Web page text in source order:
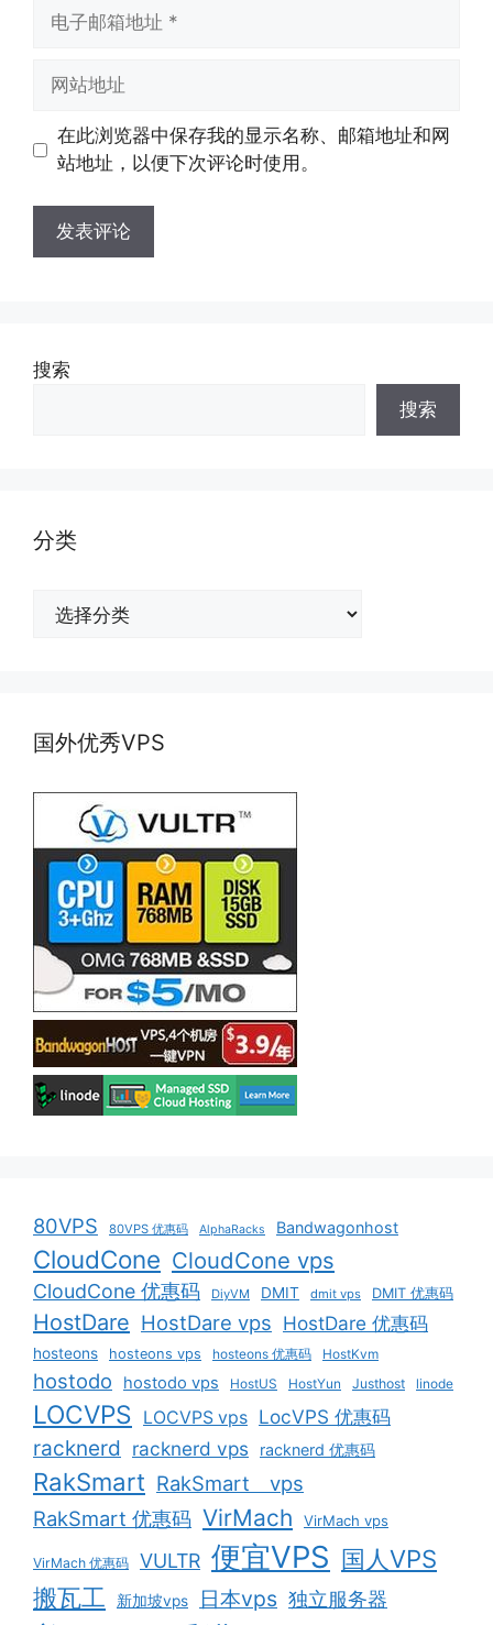
址
址
在此浏览器中保存我的显示名称、邮箱地址和网
站地址，以便下次评论时使用。
搜索
搜索
分类
国外优秀VPS
80VPS 80VPS 优惠码 AlphaRacks Bandwagonhost
CloudCone CloudCone vps
CloudCone 优惠码 DiyVM DMIT dmit vps DMIT 优惠码
HostDare HostDare vps HostDare 优惠码
hosteons hosteons vps hosteons 优惠码 HostKvm
hostodo hostodo vps HostUS HostYun Justhost linode
LOCVPS LOCVPS vps LocVPS 优惠码
racknerd racknerd vps racknerd 优惠码
RakSmart RakSmart vps
RakSmart 优惠码 VirMach VirMach vps
VirMach 优惠码 VULTR 便宜VPS 国人VPS
搬瓦工
新加坡vps 日本vps 独立服务器